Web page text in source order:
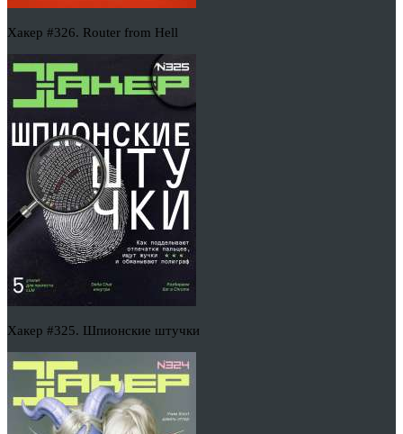
Хакер #326. Router from Hell
Хакер #325. Шпионские штучки